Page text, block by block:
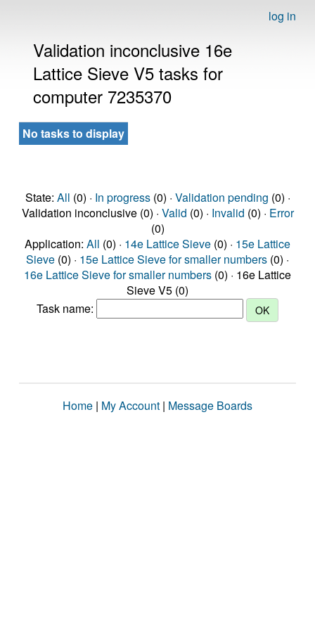
log in
Validation inconclusive 16e
Lattice Sieve V5 tasks for
computer 7235370
No tasks to display
State: All (0) · In progress(0) · Validation pending (0) ·
Validation inconclusive (0) · Valid (0) · Invalid (0) · Error
(0)
Application: All (0) · 14e Lattice Sieve (0) · 15e Lattice
Sieve (0) · 15e Lattice Sieve for smaller numbers (0) ·
16e Lattice Sieve for smaller numbers (0) · 16e Lattice
Sieve V5 (0)
Task name:
Home | My Account | Message Boards